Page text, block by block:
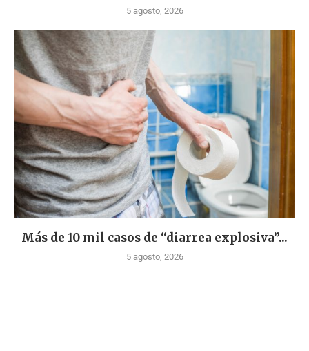
5 agosto, 2026
Más de 10 mil casos de “diarrea explosiva”...
5 agosto, 2026